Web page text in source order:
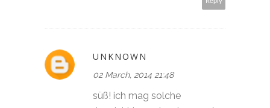
UNKNOWN
02 March, 2014 21:48
süß! ich mag solche